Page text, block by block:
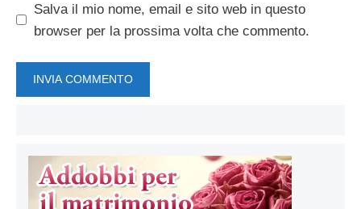
Salva il mio nome, email e sito web in questo
browser per la prossima volta che commento.